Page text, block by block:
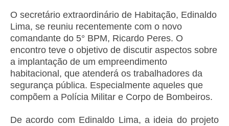
O secretário extraordinário de Habitação, Edinaldo
Lima, se reuniu recentemente com o novo
comandante do 5° BPM, Ricardo Peres. O
encontro teve o objetivo de discutir aspectos sobre
a implantação de um empreendimento
habitacional, que atenderá os trabalhadores da
segurança pública. Especialmente aqueles que
compõem a Polícia Militar e Corpo de Bombeiros.
De acordo com Edinaldo Lima, a ideia do projeto